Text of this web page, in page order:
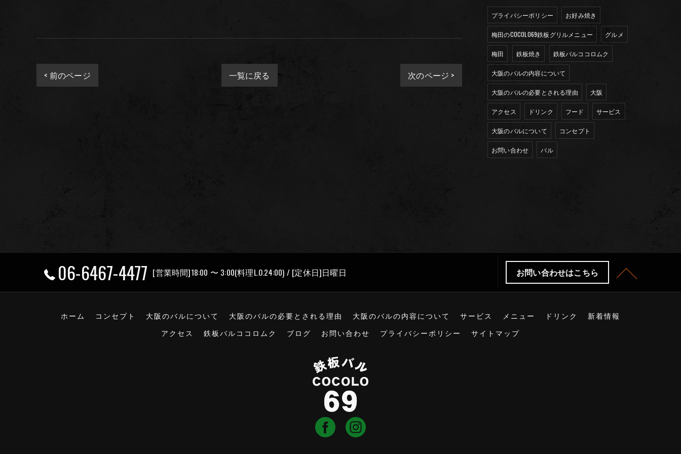
< 前のページ 一覧に戻る 次のページ >
プライバシーポリシー お好み焼き
梅田のCOCOLO69鉄板グリルメニュー グルメ
梅田 鉄板焼き 鉄板バルココロムク
大阪のバルの内容について
大阪のバルの必要とされる理由 大阪
アクセス ドリンク フード サービス
大阪のバルについて コンセプト
お問い合わせ バル
06-6467-4477 [営業時間]18:00 〜 3:00(料理L.O.24:00) / [定休日]日曜日 お問い合わせはこちら
ホーム コンセプト 大阪のバルについて 大阪のバルの必要とされる理由 大阪のバルの内容について サービス メニュー ドリンク
新着情報
アクセス
鉄板バルココロムク ブログ お問い合わせ プライバシーポリシー サイトマップ